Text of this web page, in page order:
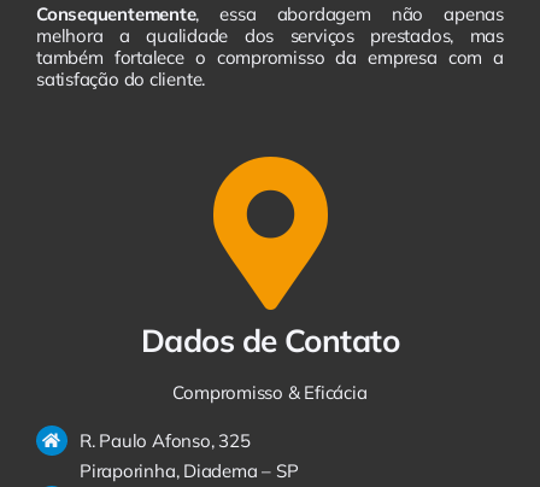
Consequentemente, essa abordagem não apenas
melhora a qualidade dos serviços prestados, mas
também fortalece o compromisso da empresa com a
satisfação do cliente.
Dados de Contato
Compromisso & Eficácia
R. Paulo Afonso, 325
Piraporinha, Diadema – SP